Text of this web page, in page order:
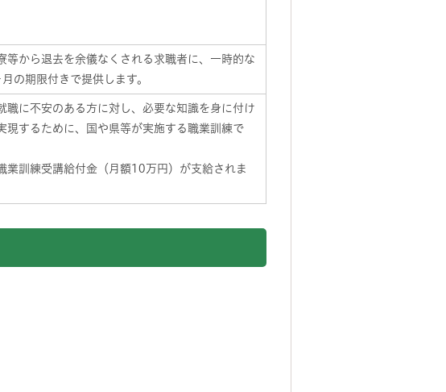
等から退去を余儀なくされる求職者に、一時的な
の期限付きで提供します。
職に不安のある方に対し、必要な知識を身に付け
現するために、国や県等が実施する職業訓練で
業訓練受講給付金（月額10万円）が支給されま